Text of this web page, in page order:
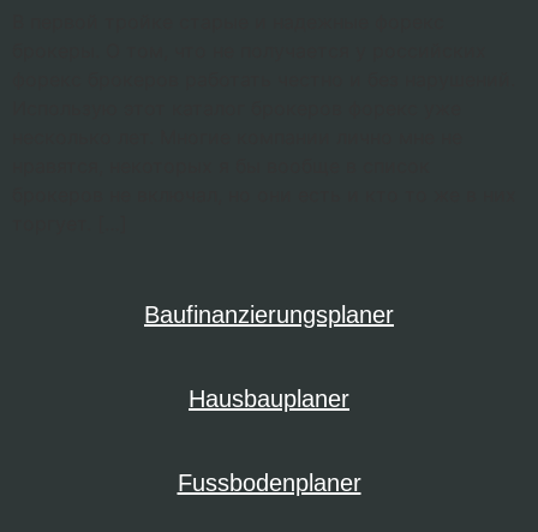
Baufinanzierungsplaner
Hausbauplaner
Fussbodenplaner